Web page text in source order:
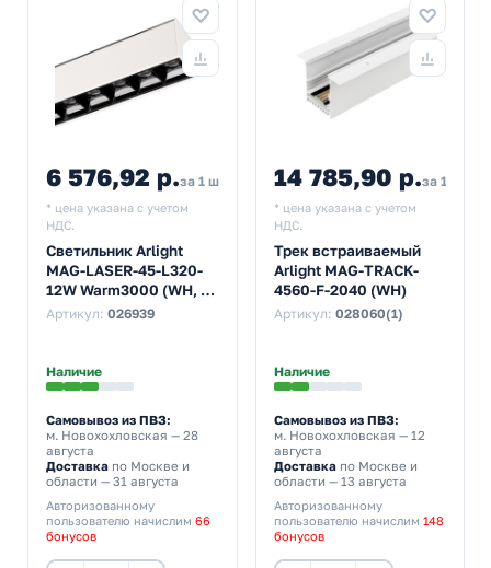
6 576,92 р.за 1 шт
* цена указана с учетом
НДС.
Светильник Arlight
MAG-LASER-45-L320-
12W Warm3000 (WH, 15
deg, 24V)
Артикул: 026939
Наличие
Самовывоз из ПВЗ:
м. Новохохловская — 28
августа
Доставка по Москве и
области — 31 августа
Авторизованному
пользователю начислим 66
бонусов
14 785,90 р.за 1 шт
* цена указана с учетом
НДС.
Трек встраиваемый
Arlight MAG-TRACK-
4560-F-2040 (WH)
Артикул: 028060(1)
Наличие
Самовывоз из ПВЗ:
м. Новохохловская — 12
августа
Доставкапо Москве и
области — 13 августа
Авторизованному
пользователю начислим 148
бонусов